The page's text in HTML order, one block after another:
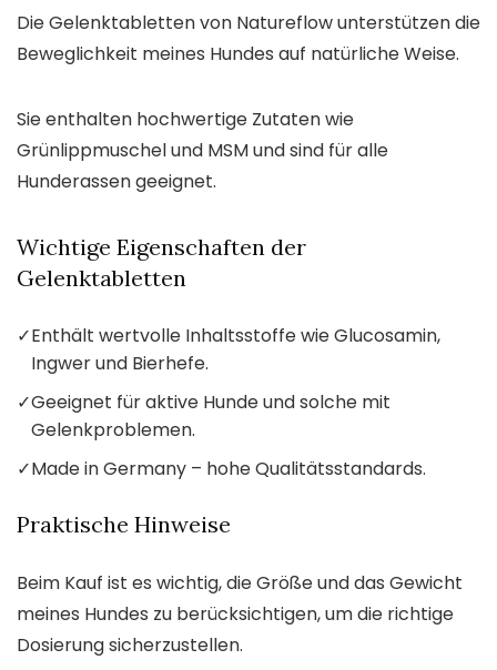
Die Gelenktabletten von Natureflow unterstützen die
Beweglichkeit meines Hundes auf natürliche Weise.
Sie enthalten hochwertige Zutaten wie
Grünlippmuschel und MSM und sind für alle
Hunderassen geeignet.
Wichtige Eigenschaften der
Gelenktabletten
✓Enthält wertvolle Inhaltsstoffe wie Glucosamin,
Ingwer und Bierhefe.
✓Geeignet für aktive Hunde und solche mit
Gelenkproblemen.
✓Made in Germany – hohe Qualitätsstandards.
Praktische Hinweise
Beim Kauf ist es wichtig, die Größe und das Gewicht
meines Hundes zu berücksichtigen, um die richtige
Dosierung sicherzustellen.